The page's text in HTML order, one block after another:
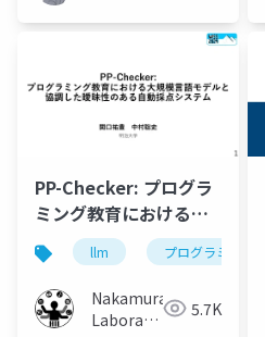
PP-Checker: プログラ
ミング教育における大
規模言語モデルと協調
した曖昧性のある自動
採点システム
llm プログラミング
Nakamura
Laboratory
5.7K